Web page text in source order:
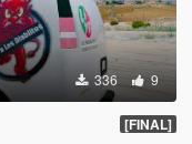
336 9
[FINAL]